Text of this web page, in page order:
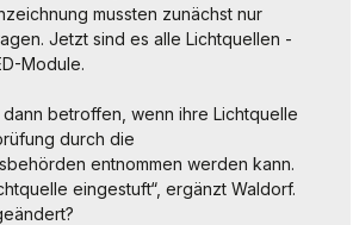
mussten zunächst nur
Jetzt sind es alle Lichtquellen -
Module.
dann betroffen, wenn ihre Lichtquelle
durch die
entnommen werden kann.
eingestuft“, ergänzt Waldorf.